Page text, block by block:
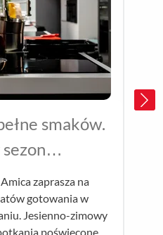
smaków.
Amica
zaprasza na
gotowania w
Jesienno-zimowy
poświęcone